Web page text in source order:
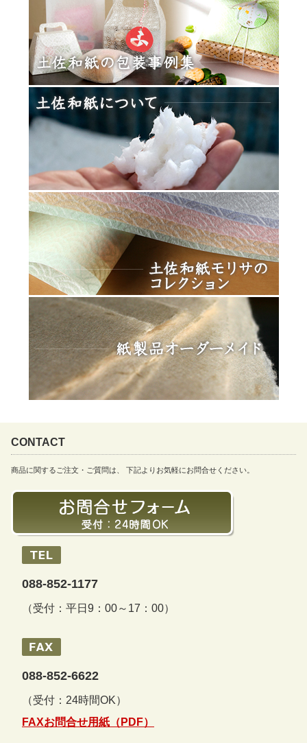
CONTACT
商品に関するご注文・ご質問は、 下記よりお気軽にお問合せください。
088-852-1177
（受付：平日9：00～17：00）
088-852-6622
（受付：24時間OK）
FAXお問合せ用紙（PDF）